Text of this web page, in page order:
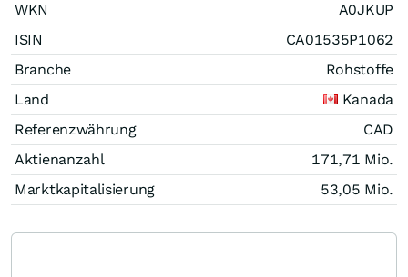
WKN
A0JKUP
ISIN
CA01535P1062
Branche
Rohstoffe
Land
Kanada
Referenzwährung
CAD
Aktienanzahl
171,71 Mio.
Marktkapitalisierung
53,05 Mio.